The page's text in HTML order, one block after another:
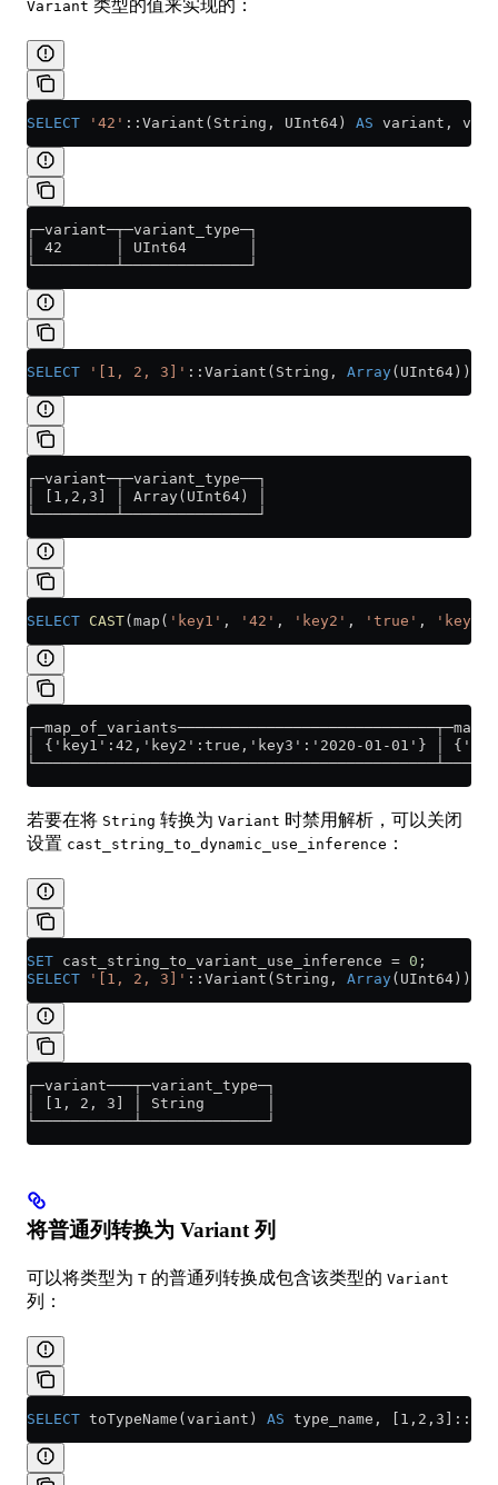
Variant 类型的值来实现的：
SELECT '42' ::Variant(String, UInt64) AS variant,
┌─variant─┬─variant_type─┐
│ 42      │ UInt64       │
└─────────┴──────────────┘
SELECT '[1, 2, 3]' ::Variant(String, Array(UInt64))
┌─variant─┬─variant_type──┐
│ [1,2,3] │ Array(UInt64) │
└─────────┴───────────────┘
SELECT CAST(map( 'key1' , '42' , 'key2' , 'true' , 'key3'
│ {'key1':42,'key2':true,'key3':'2020-01-01'} │
若要在将 String 转换为 Variant 时禁用解析，可以关闭
设置 cast_string_to_dynamic_use_inference ：
SET cast_string_to_variant_use_inference = 0 ;
SELECT '[1, 2, 3]' ::Variant(String, Array(UInt64))
┌─variant───┬─variant_type─┐
│ [1, 2, 3] │ String       │
└───────────┴──────────────┘
将普通列转换为 Variant 列
可以将类型为 T 的普通列转换成包含该类型的 Variant
列：
SELECT toTypeName(variant) AS type_name, [1,2,3]::